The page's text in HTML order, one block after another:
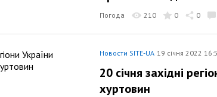
Погода 210 0 0
Новости SITE-UA 19 січня 2022
20 січня західні
хуртовин